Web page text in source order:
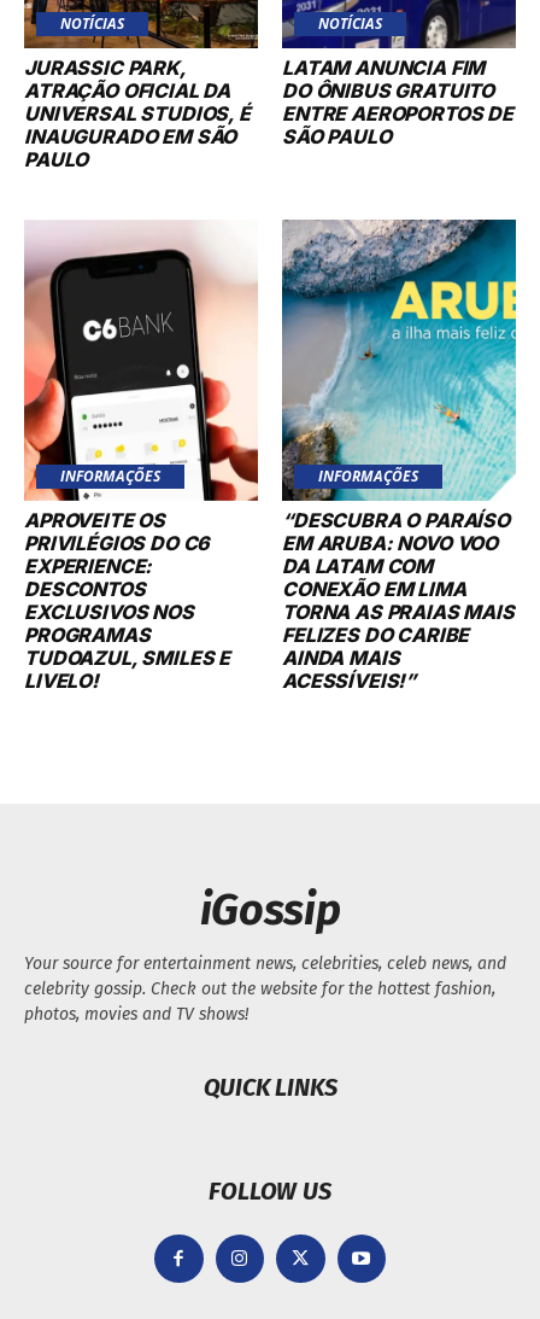
NOTÍCIAS
JURASSIC PARK,
ATRAÇÃO OFICIAL DA
UNIVERSAL STUDIOS, É
INAUGURADO EM SÃO
PAULO
NOTÍCIAS
LATAM ANUNCIA FIM
DO ÔNIBUS GRATUITO
ENTRE AEROPORTOS DE
SÃO PAULO
INFORMAÇÕES
APROVEITE OS
PRIVILÉGIOS DO C6
EXPERIENCE:
DESCONTOS
EXCLUSIVOS NOS
PROGRAMAS
TUDOAZUL, SMILES E
LIVELO!
INFORMAÇÕES
“DESCUBRA O PARAÍSO
EM ARUBA: NOVO VOO
DA LATAM COM
CONEXÃO EM LIMA
TORNA AS PRAIAS MAIS
FELIZES DO CARIBE
AINDA MAIS
ACESSÍVEIS!”
iGossip
Your source for entertainment news, celebrities, celeb news, and
celebrity gossip. Check out the website for the hottest fashion,
photos, movies and TV shows!
QUICK LINKS
FOLLOW US